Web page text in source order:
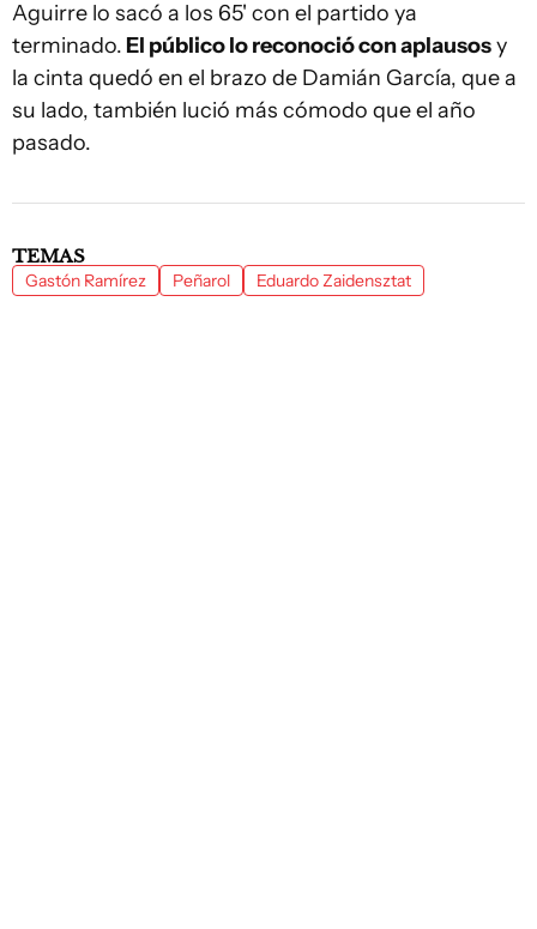
Aguirre lo sacó a los 65' con el partido ya
terminado. El público lo reconoció con aplausosy
la cinta quedó en el brazo de Damián García, que a
su lado, también lució más cómodo que el año
pasado.
TEMAS
Gastón Ramírez Peñarol Eduardo Zaidensztat